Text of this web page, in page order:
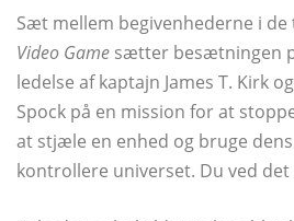
Sæt mellem begivenhederne i de
Video Game sætter besætningen
ledelse af kaptajn James T. Kirk
Spock på en mission for at
at stjæle en enhed og bruge
kontrollere universet. Du ved det